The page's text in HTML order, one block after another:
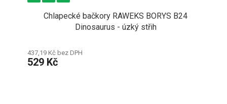
Chlapecké bačkory RAWEKS BORYS B24
Dinosaurus - úzký střih
437,19 Kč bez DPH
529 Kč